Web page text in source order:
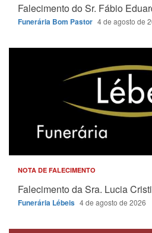
Falecimento do Sr. Fábio
Funerária Bom Pastor 4 de agosto de
NOTA DE FALECIMENTO
Falecimento da Sra. Lucia
Funerária Lébeis 4 de agosto de 2026